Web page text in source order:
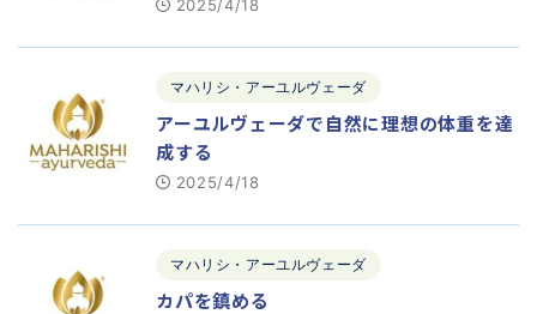
2025/4/18
マハリシ・アーユルヴェーダ
アーユルヴェーダで自然に理想の体重を達
成する
2025/4/18
マハリシ・アーユルヴェーダ
カパを鎮める